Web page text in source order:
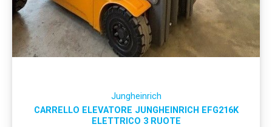
Jungheinrich
CARRELLO ELEVATORE JUNGHEINRICH EFG216K
ELETTRICO 3 RUOTE